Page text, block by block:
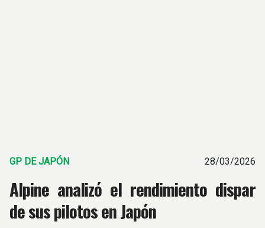
GP DE JAPÓN 28/03/2026
Alpine analizó el rendimiento dispar
de sus pilotos en Japón